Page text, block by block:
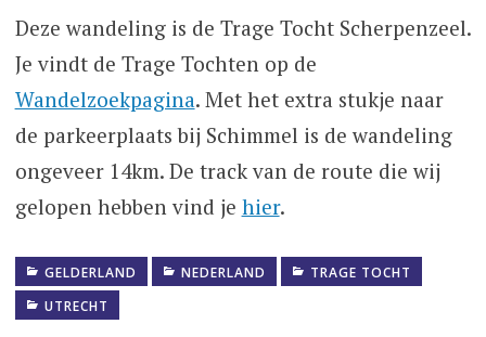
Deze wandeling is de Trage Tocht Scherpenzeel.
Je vindt de Trage Tochten op de
Wandelzoekpagina. Met het extra stukje naar
de parkeerplaats bij Schimmel is de wandeling
ongeveer 14km. De track van de route die wij
gelopen hebben vind je hier.
GELDERLAND NEDERLAND
TRAGE TOCHT
UTRECHT